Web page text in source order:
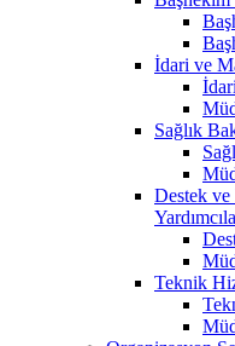
İdari ve
Sağlık
Destek
Teknik